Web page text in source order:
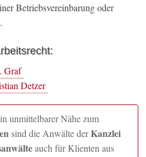
Betriebsvereinbarung oder
Graf
Detzer
unmittelbarer Nähe zum
sind die Anwälte derKanzlei
auch für Klienten aus